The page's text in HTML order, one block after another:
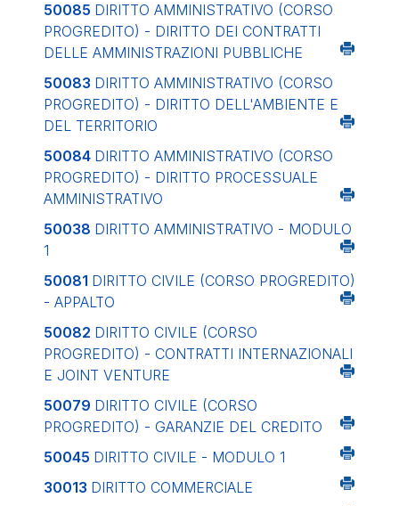
50085 DIRITTO AMMINISTRATIVO (CORSO
PROGREDITO) - DIRITTO DEI CONTRATTI
DELLE AMMINISTRAZIONI PUBBLICHE
50083 DIRITTO AMMINISTRATIVO (CORSO
PROGREDITO) - DIRITTO DELL'AMBIENTE E
DEL TERRITORIO
50084 DIRITTO AMMINISTRATIVO (CORSO
PROGREDITO) - DIRITTO PROCESSUALE
AMMINISTRATIVO
50038 DIRITTO AMMINISTRATIVO - MODULO
1
50081 DIRITTO CIVILE (CORSO PROGREDITO)
- APPALTO
50082 DIRITTO CIVILE (CORSO
PROGREDITO) - CONTRATTI INTERNAZIONALI
E JOINT VENTURE
50079 DIRITTO CIVILE (CORSO
PROGREDITO) - GARANZIE DEL CREDITO
50045 DIRITTO CIVILE - MODULO 1
30013 DIRITTO COMMERCIALE